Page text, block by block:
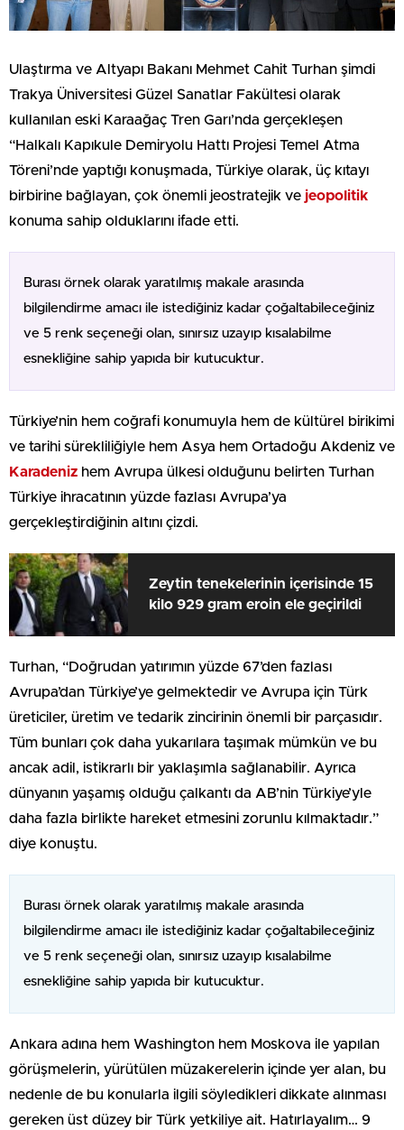
Ulaştırma ve Altyapı Bakanı Mehmet Cahit Turhan şimdi
Trakya Üniversitesi Güzel Sanatlar Fakültesi olarak
kullanılan eski Karaağaç Tren Garı’nda gerçekleşen
“Halkalı Kapıkule Demiryolu Hattı Projesi Temel Atma
Töreni’nde yaptığı konuşmada, Türkiye olarak, üç kıtayı
birbirine bağlayan, çok önemli jeostratejik ve jeopolitik
konuma sahip olduklarını ifade etti.
Burası örnek olarak yaratılmış makale arasında
bilgilendirme amacı ile istediğiniz kadar çoğaltabileceğiniz
ve 5 renk seçeneği olan, sınırsız uzayıp kısalabilme
esnekliğine sahip yapıda bir kutucuktur.
Türkiye’nin hem coğrafi konumuyla hem de kültürel birikimi
ve tarihi sürekliliğiyle hem Asya hem Ortadoğu Akdeniz ve
Karadeniz hem Avrupa ülkesi olduğunu belirten Turhan
Türkiye ihracatının yüzde fazlası Avrupa’ya
gerçekleştirdiğinin altını çizdi.
Zeytin tenekelerinin içerisinde 15
kilo 929 gram eroin ele geçirildi
Turhan, “Doğrudan yatırımın yüzde 67’den fazlası
Avrupa’dan Türkiye’ye gelmektedir ve Avrupa için Türk
üreticiler, üretim ve tedarik zincirinin önemli bir parçasıdır.
Tüm bunları çok daha yukarılara taşımak mümkün ve bu
ancak adil, istikrarlı bir yaklaşımla sağlanabilir. Ayrıca
dünyanın yaşamış olduğu çalkantı da AB’nin Türkiye’yle
daha fazla birlikte hareket etmesini zorunlu kılmaktadır.”
diye konuştu.
Burası örnek olarak yaratılmış makale arasında
bilgilendirme amacı ile istediğiniz kadar çoğaltabileceğiniz
ve 5 renk seçeneği olan, sınırsız uzayıp kısalabilme
esnekliğine sahip yapıda bir kutucuktur.
Ankara adına hem Washington hem Moskova ile yapılan
görüşmelerin, yürütülen müzakerelerin içinde yer alan, bu
nedenle de bu konularla ilgili söyledikleri dikkate alınması
gereken üst düzey bir Türk yetkiliye ait. Hatırlayalım… 9